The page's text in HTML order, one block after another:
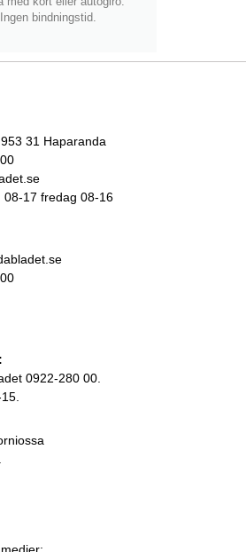
Ingen bindningstid.
31 Haparanda
08-17 fredag 08-16
0922-280 00.